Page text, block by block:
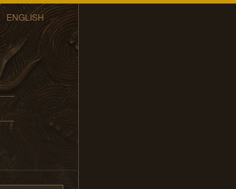
ENGLISH